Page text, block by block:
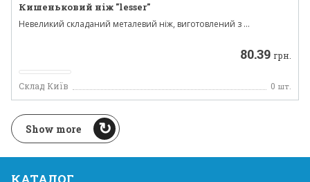
Кишеньковий ніж "lesser"
Невеликий складаний металевий ніж, виготовлений з ...
80.39 грн.
Склад Київ 0 шт.
Show more